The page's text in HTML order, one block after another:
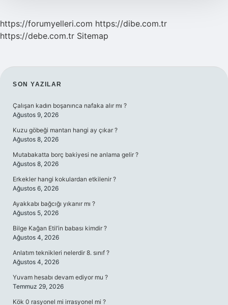
https://forumyelleri.com https://dibe.com.tr
https://debe.com.tr Sitemap
SIDEBAR
SON YAZILAR
Çalışan kadın boşanınca nafaka alır mı ?
Ağustos 9, 2026
Kuzu göbeği mantarı hangi ay çıkar ?
Ağustos 8, 2026
Mutabakatta borç bakiyesi ne anlama gelir ?
Ağustos 8, 2026
Erkekler hangi kokulardan etkilenir ?
Ağustos 6, 2026
Ayakkabı bağcığı yıkanır mı ?
Ağustos 5, 2026
Bilge Kağan Etil’in babası kimdir ?
Ağustos 4, 2026
Anlatım teknikleri nelerdir 8. sınıf ?
Ağustos 4, 2026
Yuvam hesabı devam ediyor mu ?
Temmuz 29, 2026
Kök 0 rasyonel mi irrasyonel mi ?